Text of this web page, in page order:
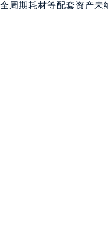
心（需提前预约）
需提前预约）
（需提前预约）
心（需提前预约）
）
中心（需提前预约）
周期耗材等配套资产未